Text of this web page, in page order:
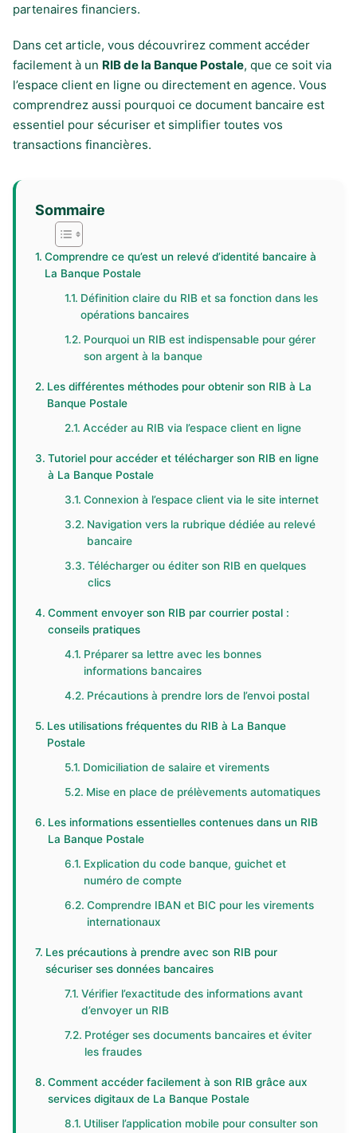
partenaires financiers.
Dans cet article, vous découvrirez comment accéder
facilement à un RIB de la Banque Postale, que ce soit via
l’espace client en ligne ou directement en agence. Vous
comprendrez aussi pourquoi ce document bancaire est
essentiel pour sécuriser et simplifier toutes vos
transactions financières.
Sommaire
Comprendre ce qu’est un relevé d’identité bancaire à
La Banque Postale
Définition claire du RIB et sa fonction dans les
opérations bancaires
Pourquoi un RIB est indispensable pour gérer
son argent à la banque
Les différentes méthodes pour obtenir son RIB à La
Banque Postale
Accéder au RIB via l’espace client en ligne
Tutoriel pour accéder et télécharger son RIB en ligne
à La Banque Postale
Connexion à l’espace client via le site internet
Navigation vers la rubrique dédiée au relevé
bancaire
Télécharger ou éditer son RIB en quelques
clics
Comment envoyer son RIB par courrier postal :
conseils pratiques
Préparer sa lettre avec les bonnes
informations bancaires
Précautions à prendre lors de l’envoi postal
Les utilisations fréquentes du RIB à La Banque
Postale
Domiciliation de salaire et virements
Mise en place de prélèvements automatiques
Les informations essentielles contenues dans un RIB
La Banque Postale
Explication du code banque, guichet et
numéro de compte
Comprendre IBAN et BIC pour les virements
internationaux
Les précautions à prendre avec son RIB pour
sécuriser ses données bancaires
Vérifier l’exactitude des informations avant
d’envoyer un RIB
Protéger ses documents bancaires et éviter
les fraudes
Comment accéder facilement à son RIB grâce aux
services digitaux de La Banque Postale
Utiliser l’application mobile pour consulter son